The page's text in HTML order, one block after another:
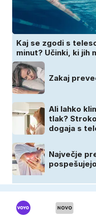
Kaj se zgodi s
minut? Učinki, ki jih
Zakaj
Ali lahko
tlak?
dogaja s
Največje